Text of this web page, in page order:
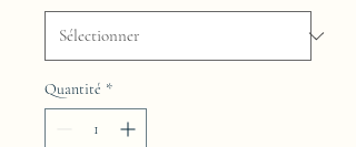
Quantité *